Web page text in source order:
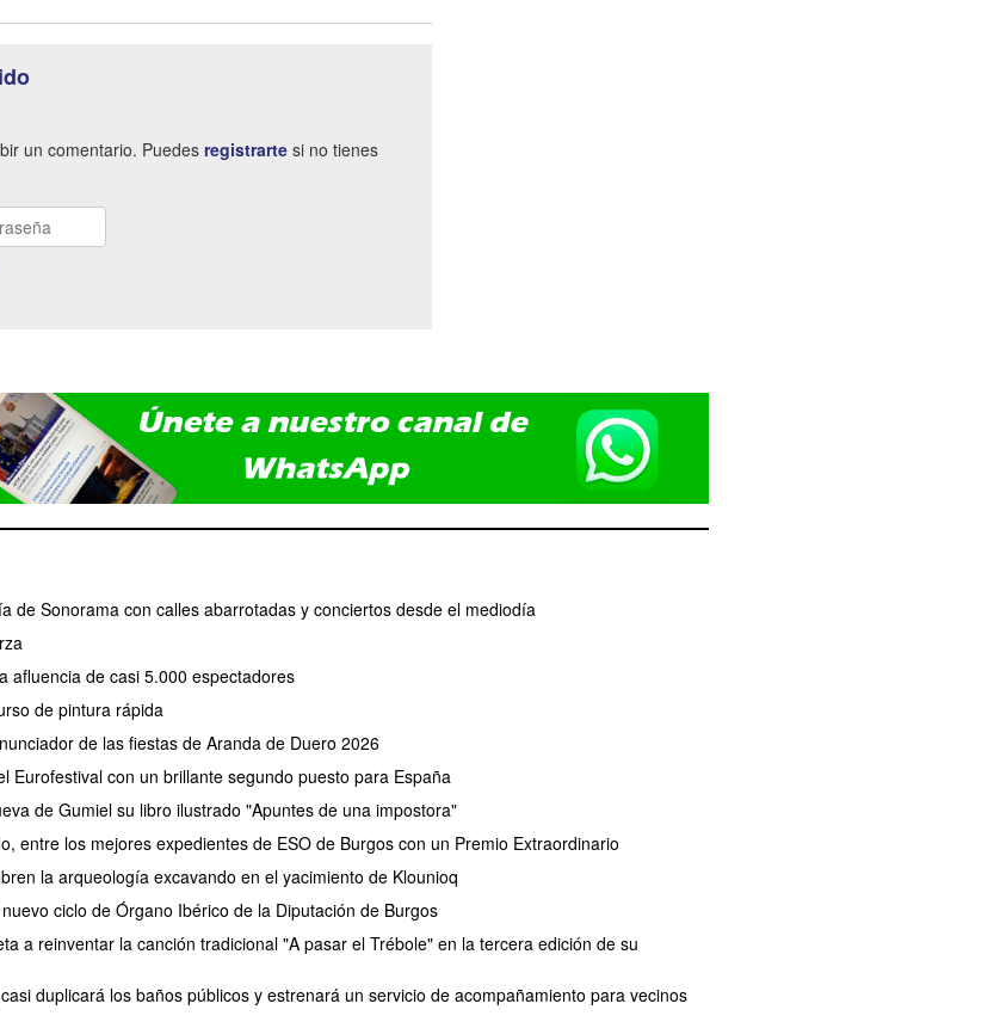
un comentario. Puedes registrarte si no tienes
de Sonorama con calles abarrotadas y conciertos desde el mediodía
afluencia de casi 5.000 espectadores
de pintura rápida
de las fiestas de Aranda de Duero 2026
Eurofestival con un brillante segundo puesto para España
de Gumiel su libro ilustrado "Apuntes de una impostora"
entre los mejores expedientes de ESO de Burgos con un Premio Extraordinario
la arqueología excavando en el yacimiento de Klounioq
ciclo de Órgano Ibérico de la Diputación de Burgos
a reinventar la canción tradicional "A pasar el Trébole" en la tercera edición de su
duplicará los baños públicos y estrenará un servicio de acompañamiento para vecinos